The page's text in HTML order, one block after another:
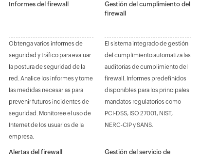
Informes del firewall
Obtenga varios informes de
seguridad y tráfico para evaluar
la postura de seguridad de la
red. Analice los informes y tome
las medidas necesarias para
prevenir futuros incidentes de
seguridad. Monitoree el uso de
Internet de los usuarios de la
empresa.
Gestión del cumplimiento del
firewall
El sistema integrado de gestión
del cumplimiento automatiza las
auditorías de cumplimiento del
firewall. Informes predefinidos
disponibles para los principales
mandatos regulatorios como
PCI-DSS, ISO 27001, NIST,
NERC-CIP y SANS.
Alertas del firewall
Gestión del servicio de